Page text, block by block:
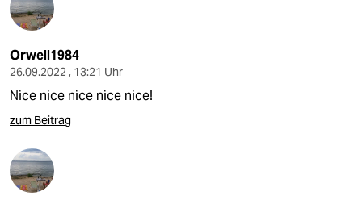
Orwell1984
26.09.2022 , 13:21 Uhr
Nice nice nice nice nice!
zum Beitrag